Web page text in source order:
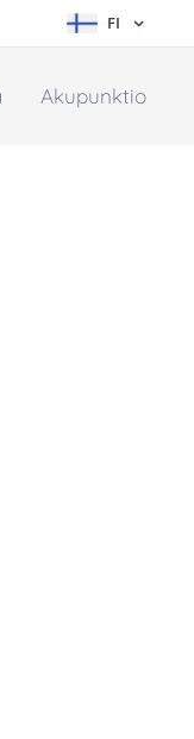
FI
Akupunktio